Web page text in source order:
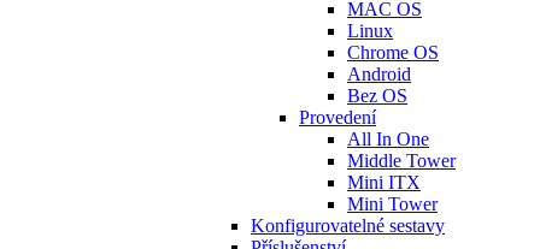
MAC OS
Linux
Chrome OS
Android
Bez OS
Provedení
All In One
Middle Tower
Mini ITX
Mini Tower
Konfigurovatelné sestavy